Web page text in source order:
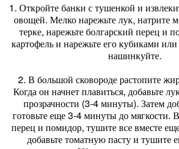
1. Откройте банки с тушенкой и
овощей. Мелко нарежьте лук, натрите
терке, нарежьте болгарский перец и
картофель и нарежьте его кубиками
нашинкуйте.
2. В большой сковороде растопите
Когда он начнет плавиться, добавьте
прозрачности (3-4 минуты). Затем
готовьте еще 3-4 минуты до мягкости.
перец и помидор, тушите все вместе
добавьте томатную пасту и тушите